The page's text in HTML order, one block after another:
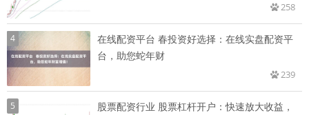
258
4
在线配资平台 春投资好选择：在线实盘配资平
台，助您蛇年财
239
5
股票配资行业 股票杠杆开户：快速放大收益，